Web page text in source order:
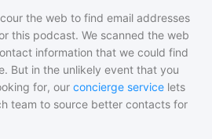
the web to find email addresses
this podcast. We scanned the web
information that we could find
But in the unlikely event that you
for, our concierge service lets
team to source better contacts for